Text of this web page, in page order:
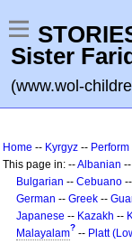
Sister
(www.wol-
Home -- Kyrgyz --
This page in: --Albanian --
Bulgarian -- Cebuano --
German -- Greek --
Japanese -- Kazakh --
Malayalam? -- Platt